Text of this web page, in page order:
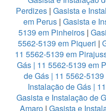
Perdizes| Gasista e
em Perus | Gasista e
5139 em Pinheiros|
5562-5139 em Piqueri |
11 5562-5139 em
Gás | 11 5562-5139 em
de Gás | 11 5562-
Instalação de Gás |
Gasista e Instalação de
Amaro| Gasista e